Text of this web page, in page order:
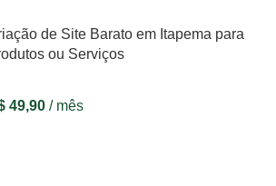
de Site Barato em Itapema para
ou Serviços
49,90 / mês